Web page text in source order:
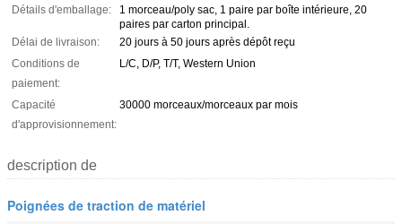
Détails d'emballage:
1 morceau/poly sac, 1 paire par boîte intérieure, 20
paires par carton principal.
Délai de livraison:
20 jours à 50 jours après dépôt reçu
Conditions de
paiement:
L/C, D/P, T/T, Western Union
Capacité
d'approvisionnement:
30000 morceaux/morceaux par mois
description de
Poignées de traction de matériel